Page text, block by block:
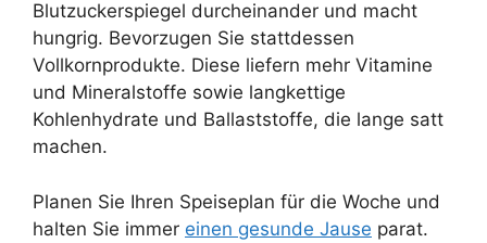
Blutzuckerspiegel durcheinander und macht
hungrig. Bevorzugen Sie stattdessen
Vollkornprodukte. Diese liefern mehr Vitamine
und Mineralstoffe sowie langkettige
Kohlenhydrate und Ballaststoffe, die lange satt
machen.
Planen Sie Ihren Speiseplan für die Woche und
halten Sie immer einen gesunde Jause parat.